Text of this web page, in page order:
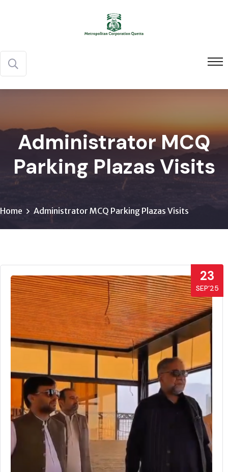
Administrator MCQ
Parking Plazas Visits
Home Administrator MCQ Parking Plazas Visits
23
SEP’25